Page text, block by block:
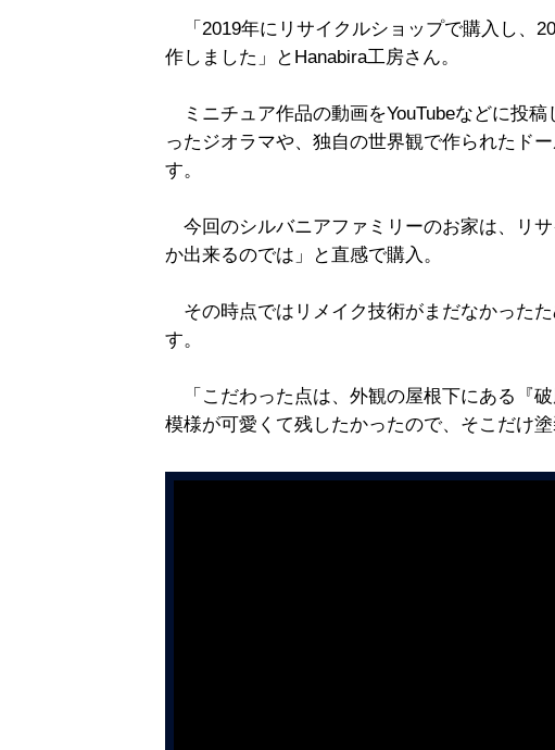
「2019年にリサイクルショップで購入し、
作しました」とHanabira工房さん。
ミニチュア作品の動画をYouTubeなどに投
ったジオラマや、独自の世界観で作られたド
す。
今回のシルバニアファミリーのお家は、リ
か出来るのでは」と直感で購入。
その時点ではリメイク技術がまだなかった
す。
「こだわった点は、外観の屋根下にある『
模様が可愛くて残したかったので、そこだけ